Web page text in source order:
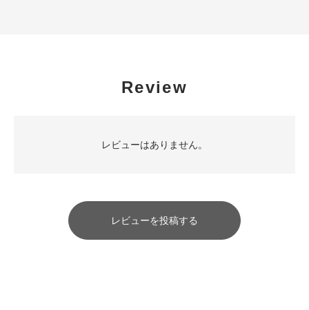
Review
レビューはありません。
レビューを投稿する